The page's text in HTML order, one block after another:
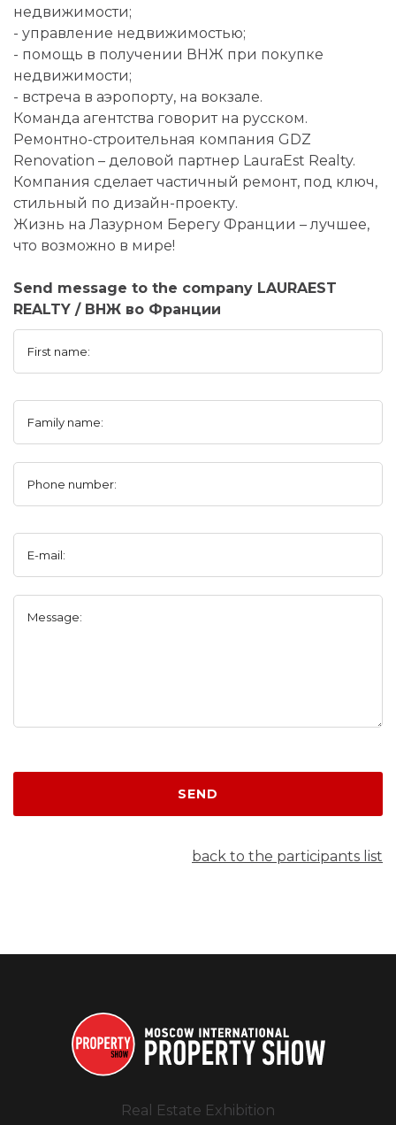
недвижимости;
- управление недвижимостью;
- помощь в получении ВНЖ при покупке
недвижимости;
- встреча в аэропорту, на вокзале.
Команда агентства говорит на русском.
Ремонтно-строительная компания GDZ
Renovation – деловой партнер LauraEst Realty.
Компания сделает частичный ремонт, под ключ,
стильный по дизайн-проекту.
Жизнь на Лазурном Берегу Франции – лучшее,
что возможно в мире!
Send message to the company LAURAEST
REALTY / ВНЖ во Франции
First name:
Family name:
Phone number:
E-mail:
Message:
SEND
back to the participants list
Real Estate Exhibition